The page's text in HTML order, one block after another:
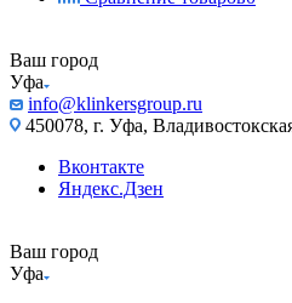
Ваш город
Уфа
info@klinkersgroup.ru
450078, г. Уфа,
Вконтакте
Яндекс.Дзен
Ваш город
Уфа